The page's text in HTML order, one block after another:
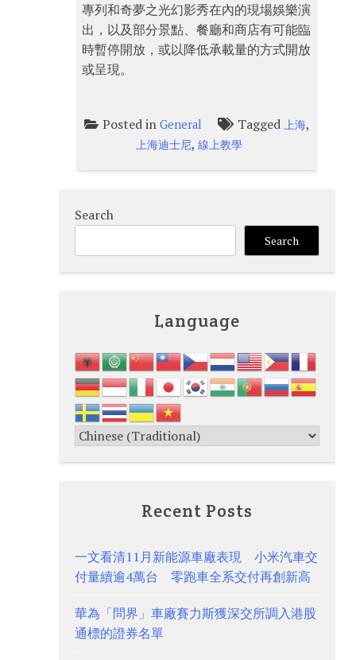
專列和奇夢之光幻影秀在內的現場娛樂演
出，以及部分景點、餐廳和商店有可能臨
時暫停開放，或以降低承載量的方式開放
或呈現。
Posted inGeneral Tagged上海,
上海迪士尼,線上教學
Search
Search
Language
Recent Posts
一文看清11月新能源車廠表現 小米汽車交
付量續逾4萬台 零跑車全系交付再創新高
華為「問界」車廠賽力斯獲深交所調入港股
通標的證券名單